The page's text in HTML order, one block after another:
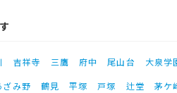
吉祥寺 三鷹 府中 尾山台 大泉学
ざみ野 鶴見 平塚 戸塚 辻堂 茅ケ